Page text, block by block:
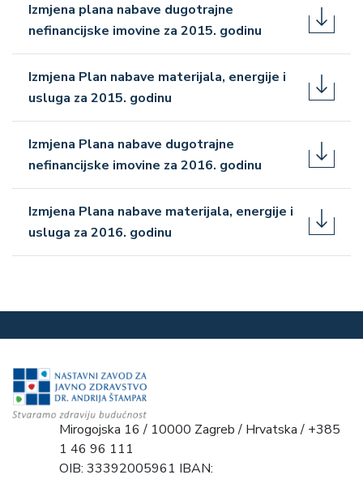
Izmjena plana nabave dugotrajne
nefinancijske imovine za 2015. godinu
Izmjena Plan nabave materijala, energije i
usluga za 2015. godinu
Izmjena Plana nabave dugotrajne
nefinancijske imovine za 2016. godinu
Izmjena Plana nabave materijala, energije i
usluga za 2016. godinu
Mirogojska 16 / 10000 Zagreb / Hrvatska / +385
1 46 96 111
OIB: 33392005961 IBAN: